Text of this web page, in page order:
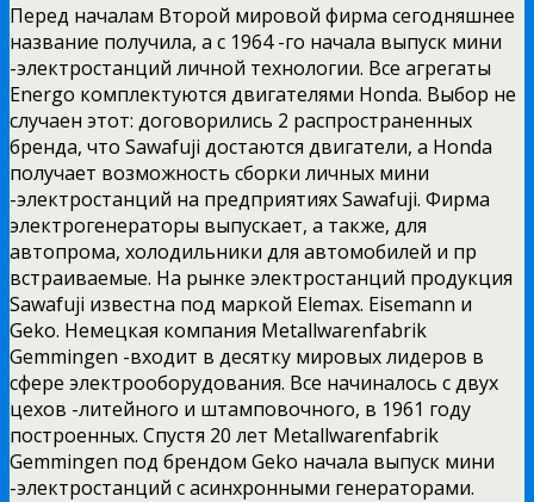
Перед началам Второй мировой фирма сегодняшнее
название получила, а с 1964 -го начала выпуск мини
-электростанций личной технологии. Все агрегаты
Energo комплектуются двигателями Honda. Выбор не
случаен этот: договорились 2 распространенных
бренда, что Sawafuji достаются двигатели, а Honda
получает возможность сборки личных мини
-электростанций на предприятиях Sawafuji. Фирма
электрогенераторы выпускает, а также, для
автопрома, холодильники для автомобилей и пр
встраиваемые. На рынке электростанций продукция
Sawafuji известна под маркой Elemax. Eisemann и
Geko. Немецкая компания Metallwarenfabrik
Gemmingen -входит в десятку мировых лидеров в
сфере электрооборудования. Все начиналось с двух
цехов -литейного и штамповочного, в 1961 году
построенных. Спустя 20 лет Metallwarenfabrik
Gemmingen под брендом Geko начала выпуск мини
-электростанций с асинхронными генераторами.